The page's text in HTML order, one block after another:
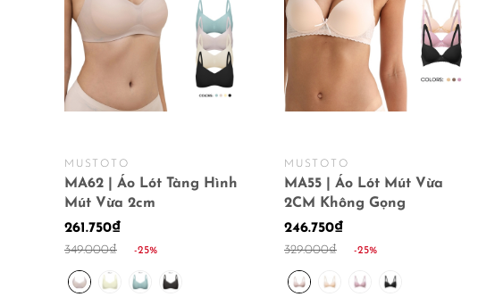
MUSTOTO
MA62 | Áo Lót Tàng Hình
Mút Vừa 2cm
261.750₫
349.000₫ -25%
MUSTOTO
MA55 | Áo Lót Mút Vừa
2CM Không Gọng
246.750₫
329.000₫ -25%